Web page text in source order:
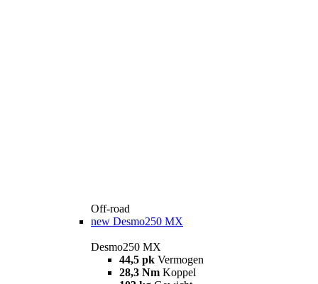
Off-road
new Desmo250 MX
Desmo250 MX
44,5 pk Vermogen
28,3 Nm Koppel